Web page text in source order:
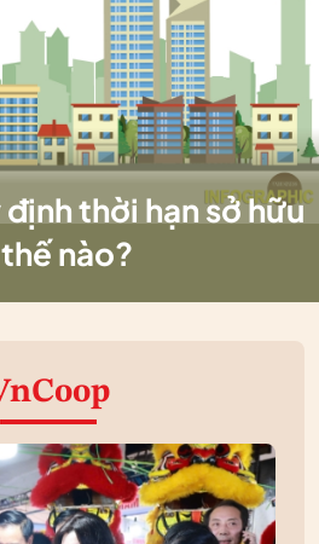
thời hạn sở hữu
nào?